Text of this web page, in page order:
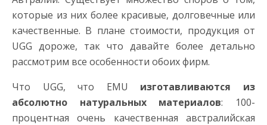
которые из них более красивые, долговечные или
качественные. В плане стоимости, продукция от
UGG дороже, так что давайте более детально
рассмотрим все особенности обоих фирм.
Что UGG, что EMU изготавливаются из
абсолютно натуральных материалов: 100-
процентная очень качественная австралийская